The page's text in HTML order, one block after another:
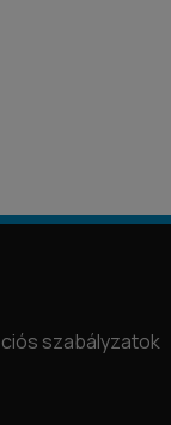
szabályzatok